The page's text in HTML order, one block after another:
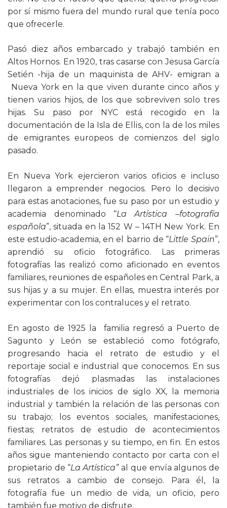
por sí mismo fuera del mundo rural que tenía poco
que ofrecerle.
Pasó diez años embarcado y trabajó también en
Altos Hornos. En 1920, tras casarse con Jesusa García
Setién -hija de un maquinista de AHV- emigran a
Nueva York en la que viven durante cinco años y
tienen varios hijos, de los que sobreviven solo tres
hijas. Su paso por NYC está recogido en la
documentación de la Isla de Ellis, con la de los miles
de emigrantes europeos de comienzos del siglo
pasado.
En Nueva York ejercieron varios oficios e incluso
llegaron a emprender negocios. Pero lo decisivo
para estas anotaciones, fue su paso por un estudio y
academia denominado “La Artística –fotografía
española”, situada en la 152 W – 14TH New York. En
este estudio-academia, en el barrio de “Little Spain”,
aprendió su oficio fotográfico. Las primeras
fotografías las realizó como aficionado en eventos
familiares, reuniones de españoles en Central Park, a
sus hijas y a su mujer. En ellas, muestra interés por
experimentar con los contraluces y el retrato.
En agosto de 1925 la familia regresó a Puerto de
Sagunto y León se estableció como fotógrafo,
progresando hacia el retrato de estudio y el
reportaje social e industrial que conocemos. En sus
fotografías dejó plasmadas las instalaciones
industriales de los inicios de siglo XX, la memoria
industrial y también la relación de las personas con
su trabajo; los eventos sociales, manifestaciones,
fiestas; retratos de estudio de acontecimientos
familiares. Las personas y su tiempo, en fin. En estos
años sigue manteniendo contacto por carta con el
propietario de “La Artística”al que envía algunos de
sus retratos a cambio de consejo. Para él, la
fotografía fue un medio de vida, un oficio, pero
también fue motivo de disfrute.